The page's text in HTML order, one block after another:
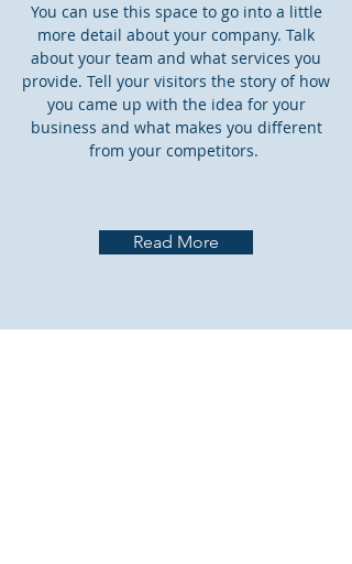
You can use this space to go into a little
more detail about your company. Talk
about your team and what services you
provide. Tell your visitors the story of how
you came up with the idea for your
business and what makes you different
from your competitors.
Read More